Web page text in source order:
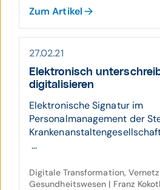
Zum Artikel
27.02.21
Elektronisch
digitalisieren
Elektronische Signatur im
Personalmanagement der
...
Digitale Transformation,
Gesundheitswesen | Franz